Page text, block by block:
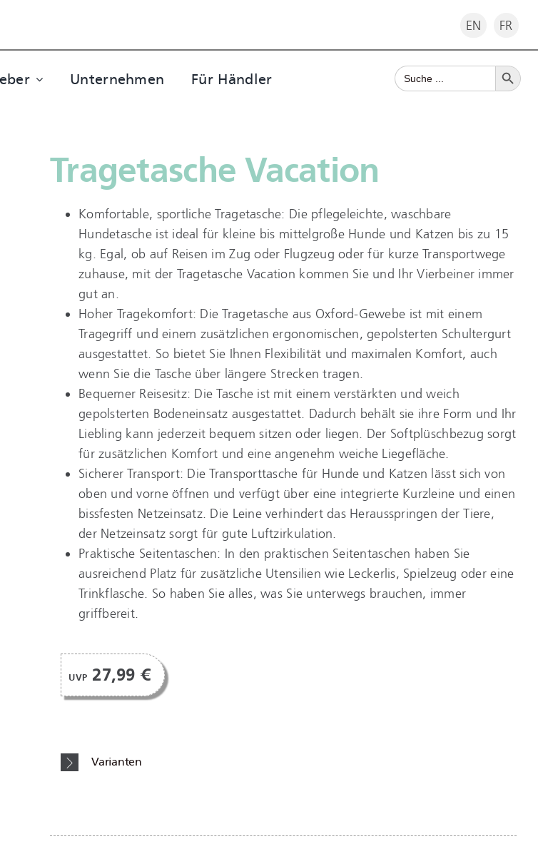
EN FR
Unternehmen Für Händler
Search
for:
Search Button
Tragetasche Vacation
Komfortable, sportliche Tragetasche: Die pflegeleichte, waschbare
Hundetasche ist ideal für kleine bis mittelgroße Hunde und Katzen bis zu 15
kg. Egal, ob auf Reisen im Zug oder Flugzeug oder für kurze Transportwege
zuhause, mit der Tragetasche Vacation kommen Sie und Ihr Vierbeiner immer
gut an.
Hoher Tragekomfort: Die Tragetasche aus Oxford-Gewebe ist mit einem
Tragegriff und einem zusätzlichen ergonomischen, gepolsterten Schultergurt
ausgestattet. So bietet Sie Ihnen Flexibilität und maximalen Komfort, auch
wenn Sie die Tasche über längere Strecken tragen.
Bequemer Reisesitz: Die Tasche ist mit einem verstärkten und weich
gepolsterten Bodeneinsatz ausgestattet. Dadurch behält sie ihre Form und Ihr
Liebling kann jederzeit bequem sitzen oder liegen. Der Softplüschbezug sorgt
für zusätzlichen Komfort und eine angenehm weiche Liegefläche.
Sicherer Transport: Die Transporttasche für Hunde und Katzen lässt sich von
oben und vorne öffnen und verfügt über eine integrierte Kurzleine und einen
bissfesten Netzeinsatz. Die Leine verhindert das Herausspringen der Tiere,
der Netzeinsatz sorgt für gute Luftzirkulation.
Praktische Seitentaschen: In den praktischen Seitentaschen haben Sie
ausreichend Platz für zusätzliche Utensilien wie Leckerlis, Spielzeug oder eine
Trinkflasche. So haben Sie alles, was Sie unterwegs brauchen, immer
griffbereit.
UVP 27,99 €
Varianten